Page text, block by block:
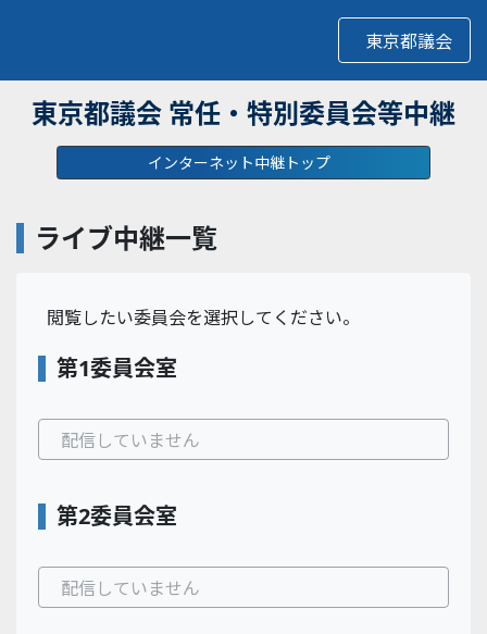
東京都議会
東京都議会 常任・特別委員会等中継
インターネット中継トップ
ライブ中継一覧
閲覧したい委員会を選択してください。
第1委員会室
配信していません
第2委員会室
配信していません